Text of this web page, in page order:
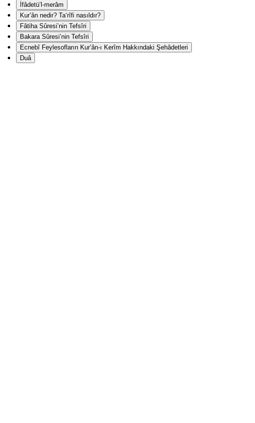
İfâdetü’l-merâm
Kur’ân nedir? Ta‘rîfi nasıldır?
Fâtiha Sûresi’nin Tefsîri
Bakara Sûresi’nin Tefsîri
Ecnebî Feylesofların Kur’ân-ı Kerîm Hakkındaki Şehâdetleri
Duâ